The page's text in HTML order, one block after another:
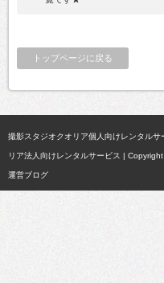
トップページに戻る
撮影スタジオクオリア個人向けレンタルサ
リア法人向けレンタルサービス |
運営ブログ